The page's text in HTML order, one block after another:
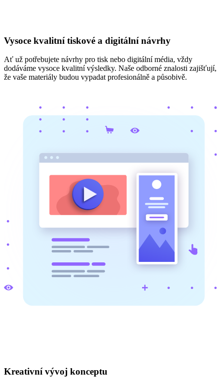
Vysoce kvalitní tiskové a digitální návrhy
Ať už potřebujete návrhy pro tisk nebo digitální média, vždy
dodáváme vysoce kvalitní výsledky. Naše odborné znalosti zajišťují,
že vaše materiály budou vypadat profesionálně a působivě.
Kreativní vývoj konceptu